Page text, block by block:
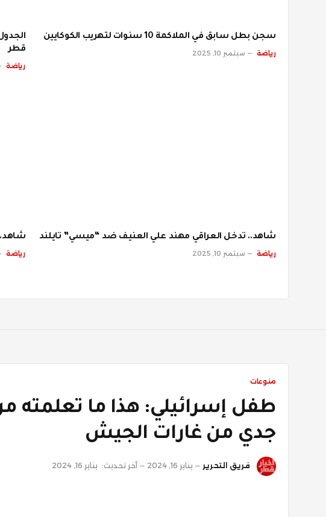
سجن بطل سابق في الملاكمة 10 سنوات لتهريب الكوكايين
رياضة سبتمبر 10, 2025
قطر
رياضة
شاهد.. تدخل العراقي مهند علي العنيف ضد “ميسي” تايلند
رياضة سبتمبر 10, 2025
شاهد..
رياضة
منوعات
طفل إسرائيلي: هذا ما
جدي من غارات الجيش
فريق التحرير يناير 16, 2024 آخر تحديث: يناير 16, 2024